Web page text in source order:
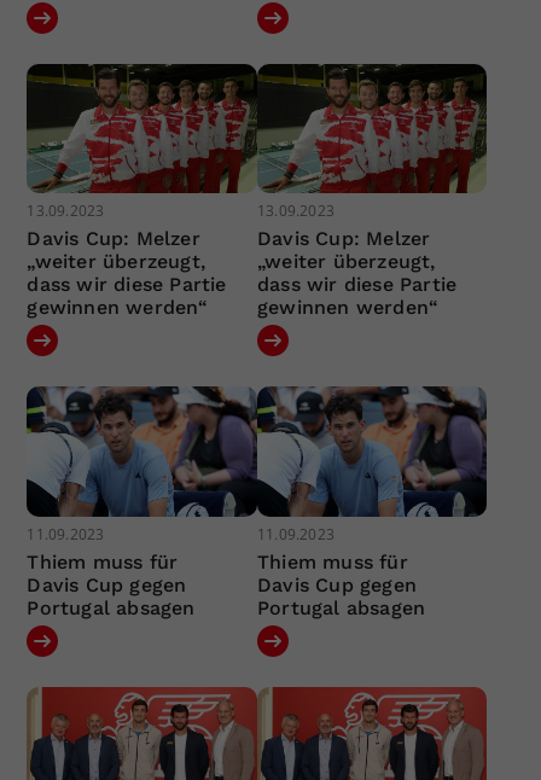
13.09.2023
Davis Cup: Melzer
„weiter überzeugt,
dass wir diese Partie
gewinnen werden“
13.09.2023
Davis Cup: Melzer
„weiter überzeugt,
dass wir diese Partie
gewinnen werden“
11.09.2023
Thiem muss für
Davis Cup gegen
Portugal absagen
11.09.2023
Thiem muss für
Davis Cup gegen
Portugal absagen